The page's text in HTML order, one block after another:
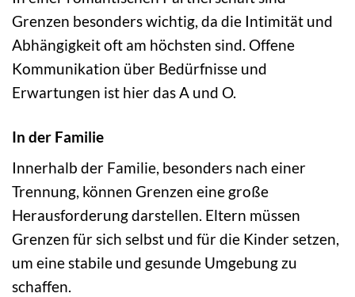
Grenzen besonders wichtig, da die Intimität und
Abhängigkeit oft am höchsten sind. Offene
Kommunikation über Bedürfnisse und
Erwartungen ist hier das A und O.
In der Familie
Innerhalb der Familie, besonders nach einer
Trennung, können Grenzen eine große
Herausforderung darstellen. Eltern müssen
Grenzen für sich selbst und für die Kinder setzen,
um eine stabile und gesunde Umgebung zu
schaffen.